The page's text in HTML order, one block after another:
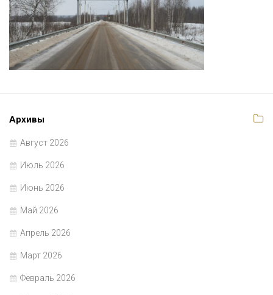
Архивы
Август 2026
Июль 2026
Июнь 2026
Май 2026
Апрель 2026
Март 2026
Февраль 2026